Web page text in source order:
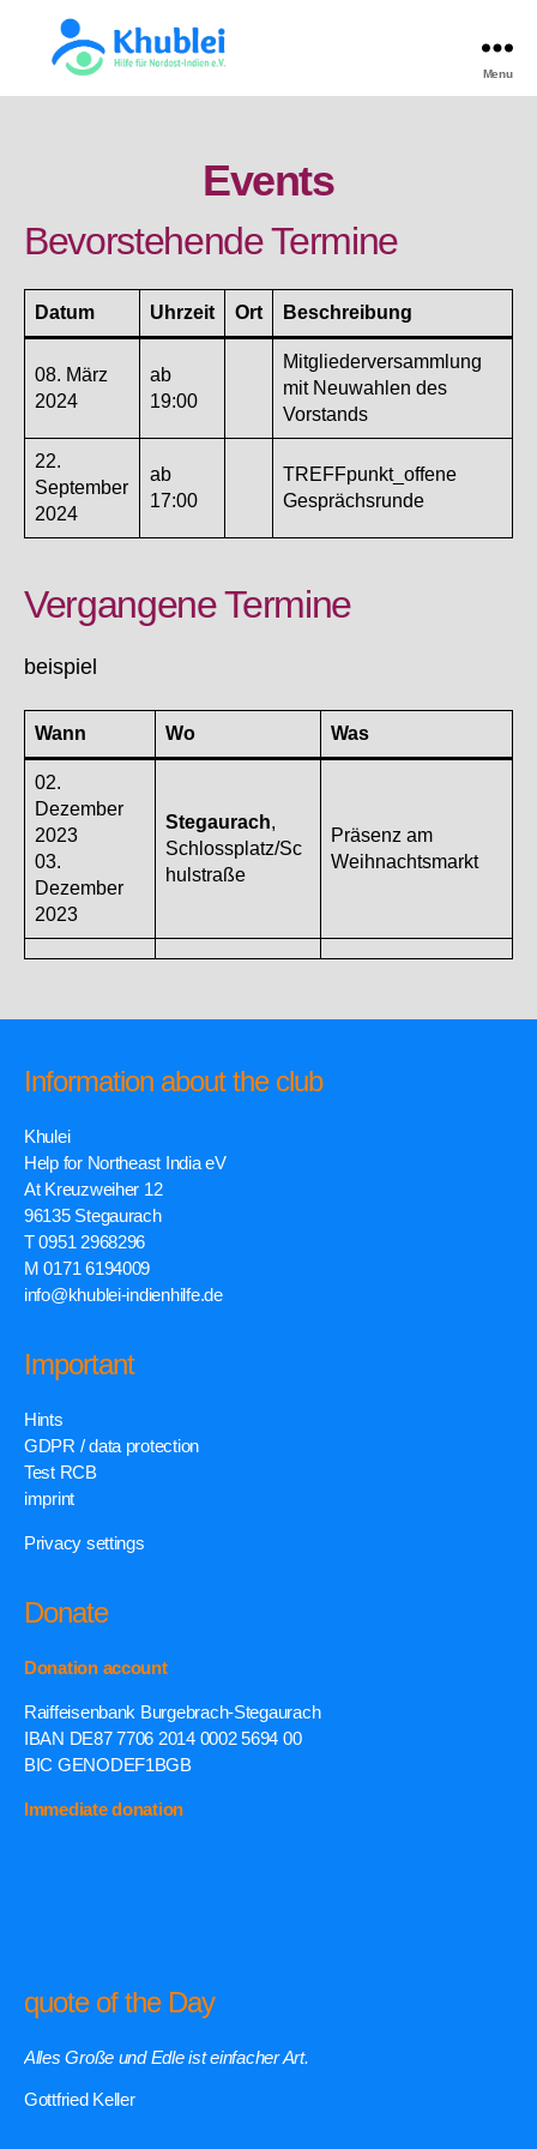
Khulei
Menu
Events
Bevorstehende Termine
Datum Uhrzeit Ort Beschreibung
08. März
2024
ab
19:00
Mitgliederversammlung
mit Neuwahlen des
Vorstands
22.
September
2024
ab
17:00
TREFFpunkt_offene
Gesprächsrunde
Vergangene Termine
beispiel
Wann Wo Was
02.
Dezember
2023
03.
Dezember
2023
Stegaurach,
Schlossplatz/Sc
hulstraße
Präsenz am
Weihnachtsmarkt
Information about the club
Khulei
Help for Northeast India eV
At Kreuzweiher 12
96135 Stegaurach
T 0951 2968296
M 0171 6194009
info@khublei-indienhilfe.de
Important
Hints
GDPR / data protection
Test RCB
imprint
Privacy settings
Donate
Donation account
Raiffeisenbank Burgebrach-Stegaurach
IBAN DE87 7706 2014 0002 5694 00
BIC GENODEF1BGB
Immediate donation
quote of the Day
Alles Große und Edle ist einfacher Art.
Gottfried Keller